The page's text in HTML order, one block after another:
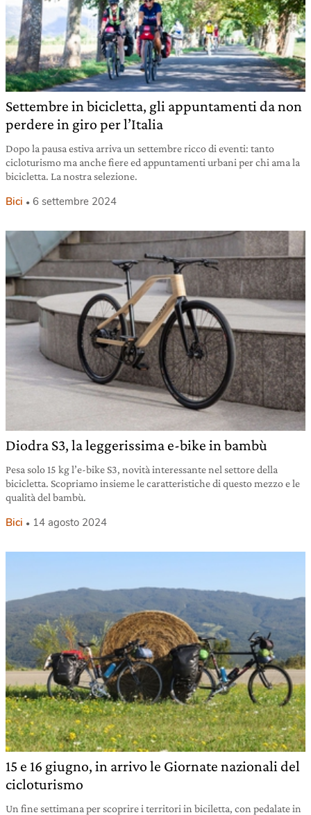
Settembre in bicicletta, gli appuntamenti da non
perdere in giro per l’Italia
Dopo la pausa estiva arriva un settembre ricco di eventi: tanto
cicloturismo ma anche fiere ed appuntamenti urbani per chi ama la
bicicletta. La nostra selezione.
Bici 6 settembre 2024
Diodra S3, la leggerissima e-bike in bambù
Pesa solo 15 kg l’e-bike S3, novità interessante nel settore della
bicicletta. Scopriamo insieme le caratteristiche di questo mezzo e le
qualità del bambù.
Bici 14 agosto 2024
15 e 16 giugno, in arrivo le Giornate nazionali del
cicloturismo
Un fine settimana per scoprire i territori in biciletta, con pedalate in